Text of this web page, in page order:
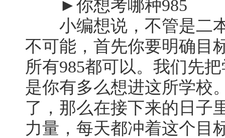
►你想考哪种985
小编想说，不管是二本
不可能，首先你要明确目
所有985都可以。我们先
是你有多么想进这所学校
了，那么在接下来的日子
力量，每天都冲着这个目